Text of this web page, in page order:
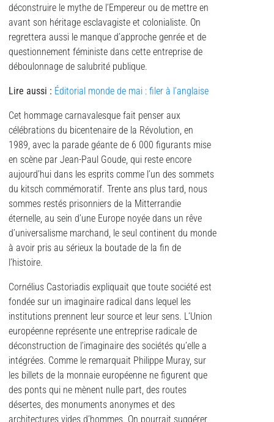
déconstruire le mythe de l’Empereur ou de mettre en
avant son héritage esclavagiste et colonialiste. On
regrettera aussi le manque d’approche genrée et de
questionnement féministe dans cette entreprise de
déboulonnage de salubrité publique.
Lire aussi : Éditorial monde de mai : filer à l’anglaise
Cet hommage carnavalesque fait penser aux
célébrations du bicentenaire de la Révolution, en
1989, avec la parade géante de 6 000 figurants mise
en scène par Jean-Paul Goude, qui reste encore
aujourd’hui dans les esprits comme l’un des sommets
du kitsch commémoratif. Trente ans plus tard, nous
sommes restés prisonniers de la Mitterrandie
éternelle, au sein d’une Europe noyée dans un rêve
d’universalisme marchand, le seul continent du monde
à avoir pris au sérieux la boutade de la fin de
l’histoire.
Cornélius Castoriadis expliquait que toute société est
fondée sur un imaginaire radical dans lequel les
institutions prennent leur source et leur sens. L’Union
européenne représente une entreprise radicale de
déconstruction de l’imaginaire des sociétés qu’elle a
intégrées. Comme le remarquait Philippe Muray, sur
les billets de la monnaie européenne ne figurent que
des ponts qui ne mènent nulle part, des routes
désertes, des monuments anonymes et des
architectures vides d’hommes. On pourrait suggérer